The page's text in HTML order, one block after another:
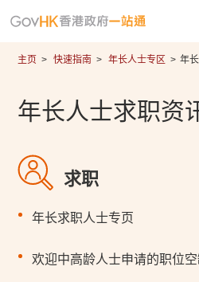
主页 快速指南 年长人士专区 年
年长人士求职资
求职
年长求职人士专页
欢迎中高龄人士申请的职位空